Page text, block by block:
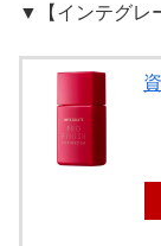
▼【インテグレ